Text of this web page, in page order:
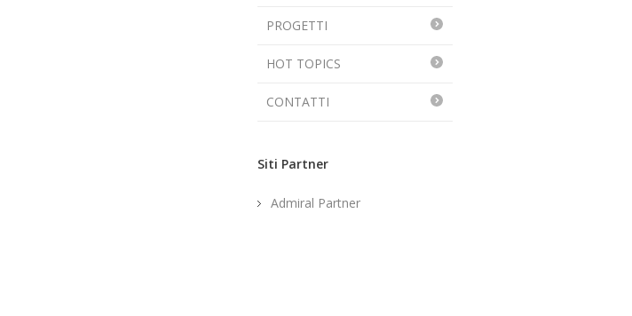
PROGETTI
HOT TOPICS
CONTATTI
Siti Partner
Admiral Partner